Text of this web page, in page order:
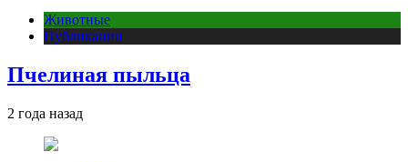
Животные
Публикации
Пчелиная пыльца
2 года назад